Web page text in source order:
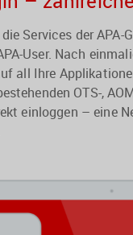
Services der
User. Nach
all Ihre
OTS-,
einloggen – eine